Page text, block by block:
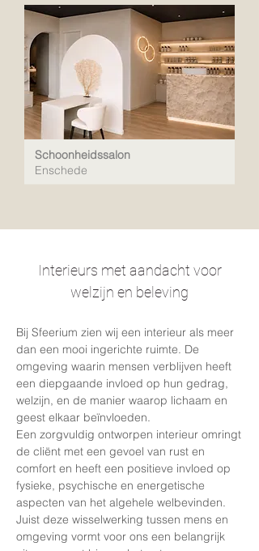
Schoonheidssalon
Enschede
Interieurs met aandacht voor
welzijn en beleving
Bij Sfeerium zien wij een interieur als meer
dan een mooi ingerichte ruimte. De
omgeving waarin mensen verblijven heeft
een diepgaande invloed op hun gedrag,
welzijn, en de manier waarop lichaam en
geest elkaar beïnvloeden.
Een zorgvuldig ontworpen interieur omringt
de cliënt met een gevoel van rust en
comfort en heeft een positieve invloed op
fysieke, psychische en energetische
aspecten van het algehele welbevinden.
Juist deze wisselwerking tussen mens en
omgeving vormt voor ons een belangrijk